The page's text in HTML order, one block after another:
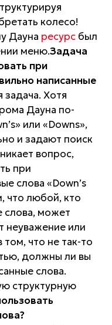
колесо!
Дауна ресурс был
меню.Задача
при
написанные
Хотя
Дауна по-
или «Downs»,
и задают поиск
вопрос,
при
слова «Down’s
что любой, кто
слова, может
неуважение или
что не так-то
должны ли вы
слова.
структурную